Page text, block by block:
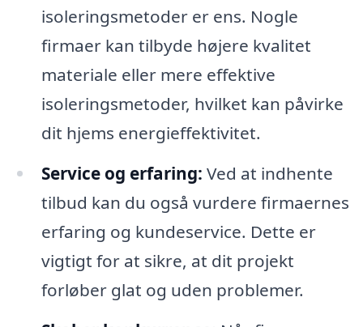
isoleringsmetoder er ens. Nogle
firmaer kan tilbyde højere kvalitet
materiale eller mere effektive
isoleringsmetoder, hvilket kan påvirke
dit hjems energieffektivitet.
Service og erfaring: Ved at indhente
tilbud kan du også vurdere firmaernes
erfaring og kundeservice. Dette er
vigtigt for at sikre, at dit projekt
forløber glat og uden problemer.